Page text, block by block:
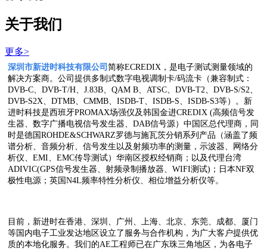
关于我们
更多>
深圳市新进时科技有限公司 简称ECREDIX，是电子测试测量领域的
解决方案商。公司提供多制式数字电视调制卡/码流卡（兼容制式：
DVB-C、DVB-T/H、J.83B、QAM B、ATSC、DVB-T2、DVB-S/S2、
DVB-S2X、DTMB、CMMB、ISDB-T、ISDB-S、ISDB-S3等）。新
进时科技是西班牙PROMAX场强仪及韩国金进CREDIX (高频信号发
生器、数字广播电视信号发生器、DAB信号源）中国区总代理商，同
时是德国ROHDE&SCHWARZ罗德与施瓦茨分销系列产品（涵盖了频
谱分析、音频分析、信号发生以及射频功率的测量，示波器、网络分
析仪、EMI、EMC传导测试）华南区授权经销商；以及代理台湾
ADIVIC(GPS信号发生器、射频录制播放器、WIFI测试)；日本NF双
极性电源；英国N4L频率特性分析仪、相位增益分析仪等。
目前，新进时在香港、深圳、广州、上海、北京、东莞、成都、厦门
等国内电子工业发达地区设立了服务与合作机构，为广大客户提供优
质的本地化服务。我们的AE工程师已在广东珠三角地区，为各电子